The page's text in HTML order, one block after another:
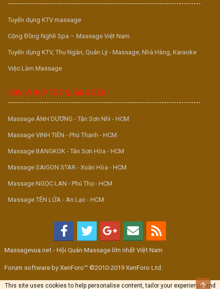
Tuyển dụng KTV massage
Cộng Đồng Nghề Spa – Massage Việt Nam
Tuyển dụng KTV, Thu Ngân, Quản Lý - Massage, Nhà Hàng, Karaoke
Việc Làm Massage
ĐƠN VỊ HỢP TÁC QUẢNG CÁO
Massage ÁNH DƯƠNG - Tân Sơn Nhì - HCM
Massage VINH TIÊN - Phú Thạnh - HCM
Massage BANGKOK - Tân Sơn Hòa - HCM
Massage SAIGON STAR - Xuân Hòa - HCM
Massage NGỌC LAN - Phú Thọ - HCM
Massage TÊN LỬA - An Lạc - HCM
Massagevua.net - Hội Quán Massage lớn nhất Việt Nam
Forum software by XenForo™ ©2010-2019 XenForo Ltd.
This site uses cookies to help personalise content, tailor your experience and
Top